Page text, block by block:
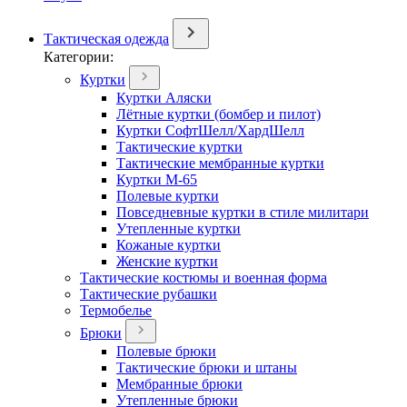
Тактическая одежда
Категории:
Куртки
Куртки Аляски
Лётные куртки (бомбер и пилот)
Куртки СофтШелл/ХардШелл
Тактические куртки
Тактические мембранные куртки
Куртки М-65
Полевые куртки
Повседневные куртки в стиле милитари
Утепленные куртки
Кожаные куртки
Женские куртки
Тактические костюмы и военная форма
Тактические рубашки
Термобелье
Брюки
Полевые брюки
Тактические брюки и штаны
Мембранные брюки
Утепленные брюки